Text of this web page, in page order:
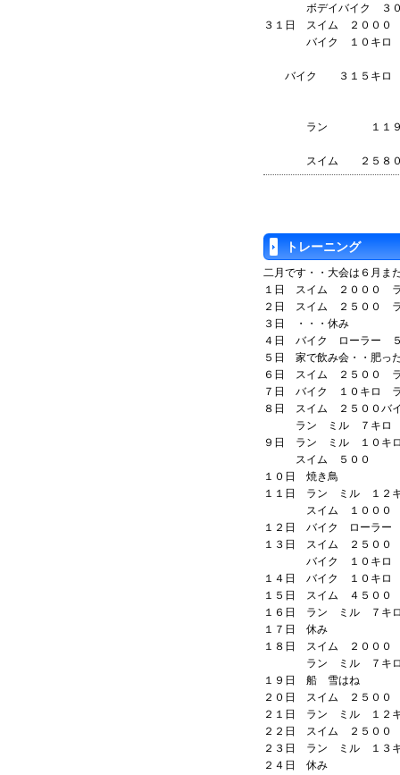
ボデイバイク ３０
３１日 スイム ２００
バイク １０キロ
バイク ３１５キロ
ラン １１９
スイム ２
トレーニング
二月です・・大会は６月ま
１日 スイム ２０００
２日 スイム ２５００
３日 ・・・休み
４日 バイク ローラー
５日 家で飲み会・・肥っ
６日 スイム ２５００
７日 バイク １０キロ
８日 スイム ２５００バ
ラン ミル ７キロ
９日 ラン ミル １０キ
スイム ５００
１０日 焼き鳥
１１日 ラン ミル １２
スイム １０００
１２日 バイク ローラ
１３日 スイム ２５０
バイク １０キロ
１４日 バイク １０キ
１５日 スイム ４５００
１６日 ラン ミル ７キ
１７日 休み
１８日 スイム ２０００
ラン ミル ７キ
１９日 船 雪はね
２０日 スイム ２５０
２１日 ラン ミル １２
２２日 スイム ２５０
２３日 ラン ミル １３
２４日 休み